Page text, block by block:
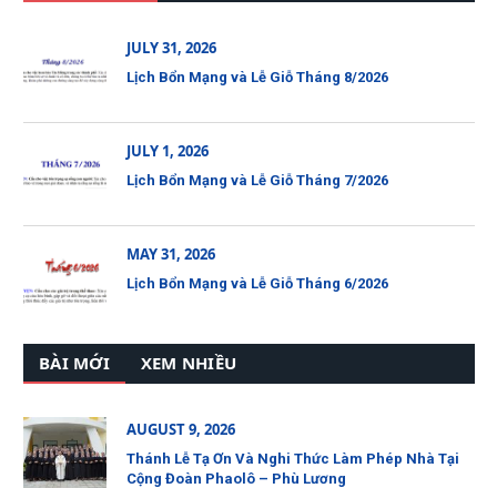
JULY 31, 2026
Lịch Bổn Mạng và Lễ Giỗ Tháng 8/2026
JULY 1, 2026
Lịch Bổn Mạng và Lễ Giỗ Tháng 7/2026
MAY 31, 2026
Lịch Bổn Mạng và Lễ Giỗ Tháng 6/2026
BÀI MỚI XEM NHIỀU
AUGUST 9, 2026
Thánh Lễ Tạ Ơn Và Nghi Thức Làm Phép Nhà Tại
Cộng Đoàn Phaolô – Phù Lương